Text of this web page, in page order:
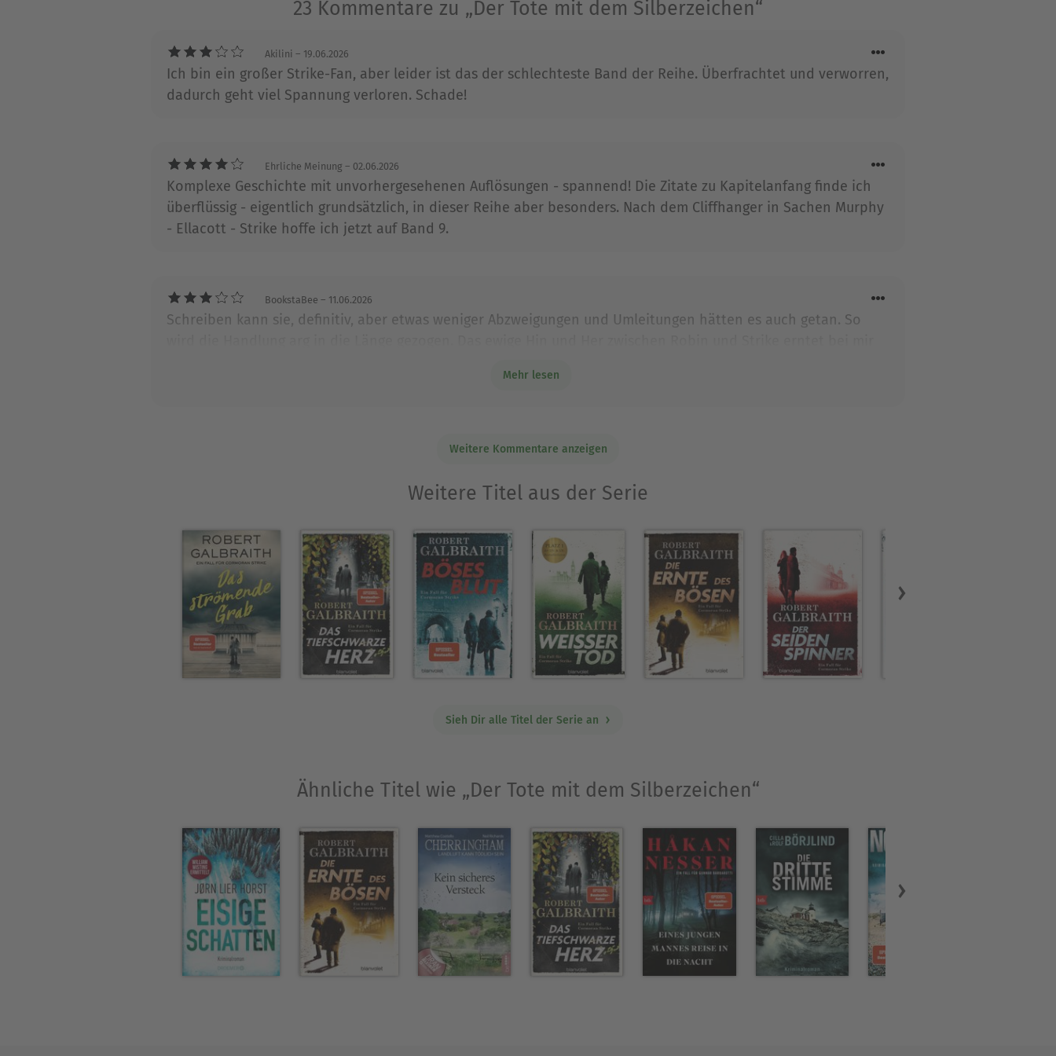
23 Kommentare zu „Der Tote mit dem Silberzeichen“
Akilini – 19.06.2026
Ich bin ein großer Strike-Fan, aber leider ist das der schlechteste Band der Reihe. Überfrachtet und verworren,
dadurch geht viel Spannung verloren. Schade!
Ehrliche Meinung – 02.06.2026
Komplexe Geschichte mit unvorhergesehenen Auflösungen - spannend! Die Zitate zu Kapitelanfang finde ich
überflüssig - eigentlich grundsätzlich, in dieser Reihe aber besonders. Nach dem Cliffhanger in Sachen Murphy
- Ellacott - Strike hoffe ich jetzt auf Band 9.
BookstaBee – 11.06.2026
Schreiben kann sie, definitiv, aber etwas weniger Abzweigungen und Umleitungen hätten es auch getan. So
nicht mehr, da sie m.E. keinen Nutzen für den Handlungsablauf haben.
Mehr lesen
Weitere Kommentare anzeigen
Weitere Titel aus der Serie
Sieh Dir alle Titel der Serie an
Ähnliche Titel wie „Der Tote mit dem Silberzeichen“